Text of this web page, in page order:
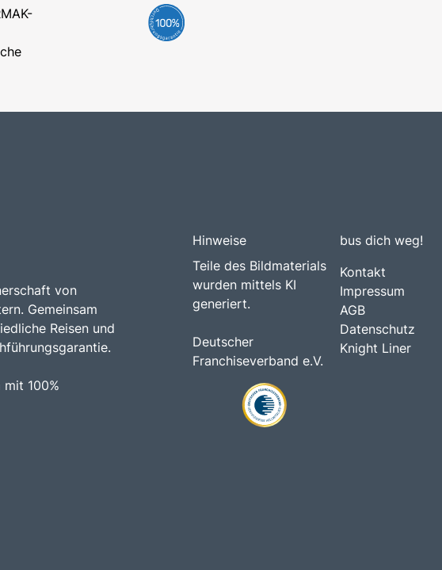
von
Gemeinsam
Reisen und
100%
Hinweise
Teile des Bildmaterials
wurden mittels KI
generiert.
Deutscher
Franchiseverband e.V.
bus dich weg!
Kontakt
Impressum
AGB
Datenschutz
Knight Liner